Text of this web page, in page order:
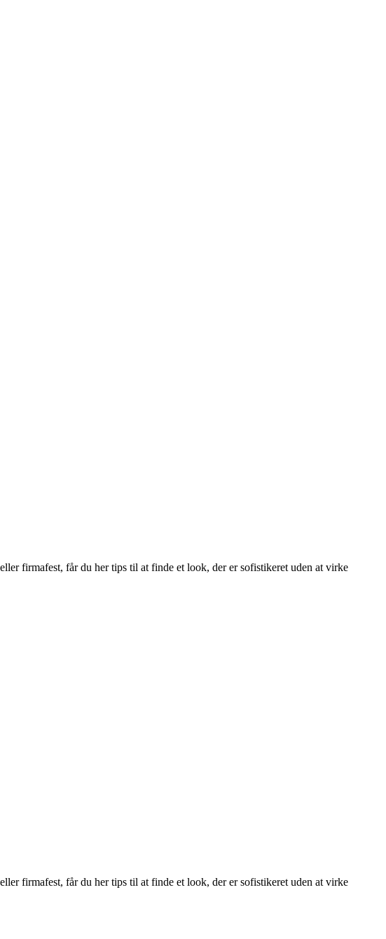
firmafest, får du her tips til at finde et look, der er sofistikeret uden at virke
firmafest, får du her tips til at finde et look, der er sofistikeret uden at virke